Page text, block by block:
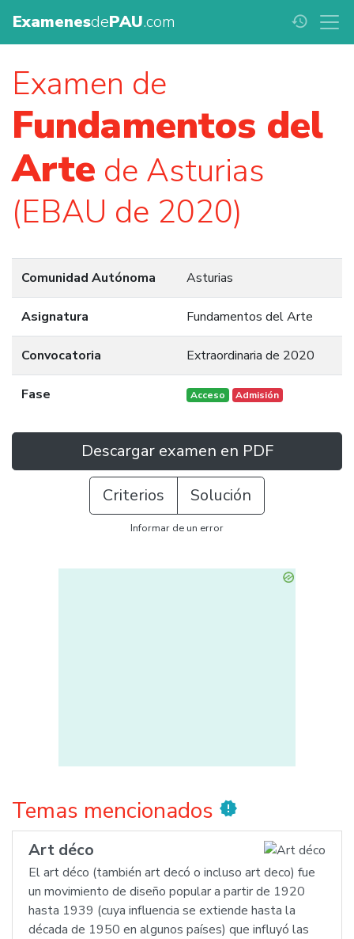
ExamenesdePAU.com history
Examen de
Fundamentos del
Arte de Asturias
(EBAU de 2020)
Comunidad Autónoma Asturias
Asignatura Fundamentos del Arte
Convocatoria Extraordinaria de 2020
Fase Acceso Admisión
Descargar examen en PDF
Criterios Solución
Informar de un error
Temas mencionados new_releases
Art déco
El art déco (también art decó o incluso art deco) fue
un movimiento de diseño popular a partir de 1920
hasta 1939 (cuya influencia se extiende hasta la
década de 1950 en algunos países) que influyó las